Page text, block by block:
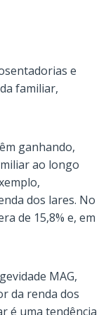
e
familiar,
ganhando,
ao longo
dos lares. No
de 15,8% e, em
MAG,
da renda dos
é uma tendência